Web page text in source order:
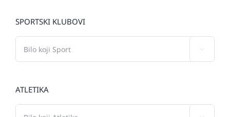
SPORTSKI KLUBOVI
ATLETIKA